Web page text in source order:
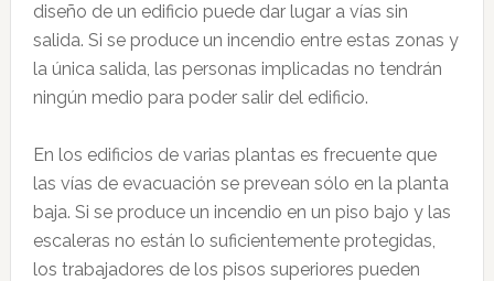
diseño de un edificio puede dar lugar a vías sin
salida. Si se produce un incendio entre estas zonas y
la única salida, las personas implicadas no tendrán
ningún medio para poder salir del edificio.
En los edificios de varias plantas es frecuente que
las vías de evacuación se prevean sólo en la planta
baja. Si se produce un incendio en un piso bajo y las
escaleras no están lo suficientemente protegidas,
los trabajadores de los pisos superiores pueden